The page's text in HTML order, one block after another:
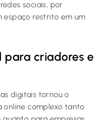
sociais, por
espaço restrito em um
para criadores e
digitais tornou o
online complexo tanto